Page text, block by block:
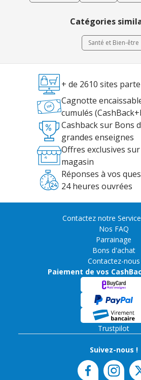
Catégories
Santé et Bien-être
+ de 2610 sites
Cagnotte
cumulés
Cashback sur Bons
grandes enseignes
Offres exclusives
magasin
Réponses à vos
24 heures ouvrées
Contactez notre
Nos FAQ
Parrainage
Bons d'achat
Contactez-nous
Paiement de vos
Trustpilot
Suivez-nous !